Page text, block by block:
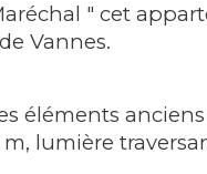
" cet
Vannes.
éléments
lumière